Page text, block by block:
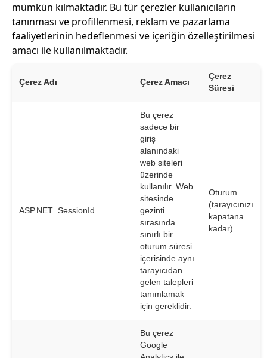
mümkün kılmaktadır. Bu tür çerezler kullanıcıların
tanınması ve profillenmesi, reklam ve pazarlama
faaliyetlerinin hedeflenmesi ve içeriğin özelleştirilmesi
amacı ile kullanılmaktadır.
Çerez Adı Çerez Amacı
Çerez
Süresi
ASP.NET_SessionId
Bu çerez
sadece bir
giriş
alanındaki
web siteleri
üzerinde
kullanılır. Web
sitesinde
gezinti
sırasında
sınırlı bir
oturum süresi
içerisinde aynı
tarayıcıdan
gelen talepleri
tanımlamak
için gereklidir.
Oturum
(tarayıcınızı
kapatana
kadar)
Bu çerez
Google